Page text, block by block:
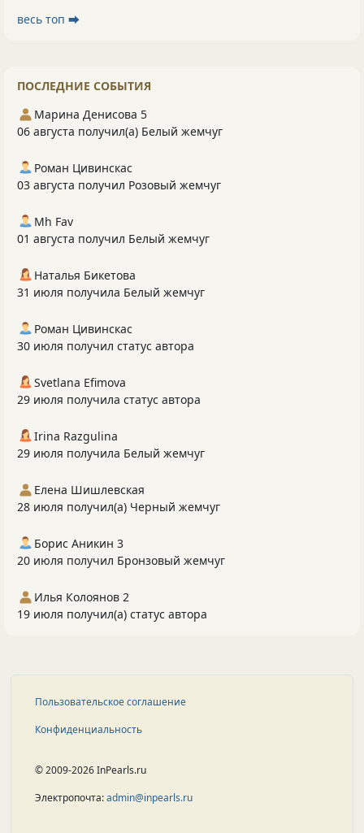
весь топ ⮕
ПОСЛЕДНИЕ СОБЫТИЯ
Марина Денисова 5
06 августа получил(а) Белый жемчуг
Роман Цивинскас
03 августа получил Розовый жемчуг
Mh Fav
01 августа получил Белый жемчуг
Наталья Бикетова
31 июля получила Белый жемчуг
Роман Цивинскас
30 июля получил статус автора
Svetlana Efimova
29 июля получила статус автора
Irina Razgulina
29 июля получила Белый жемчуг
Елена Шишлевская
28 июля получил(а) Черный жемчуг
Борис Аникин 3
20 июля получил Бронзовый жемчуг
Илья Колоянов 2
19 июля получил(а) статус автора
Пользовательское соглашение
Конфиденциальность
© 2009-2026 InPearls.ru
Электропочта:admin@inpearls.ru